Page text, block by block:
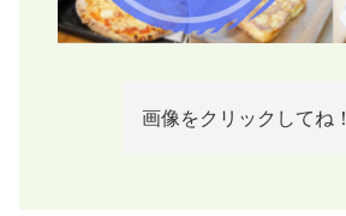
画像をクリックしてね！